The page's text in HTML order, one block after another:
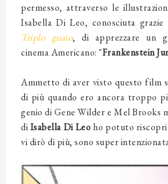
permesso, attraverso le
Isabella Di Leo, conosciuta
Triplo guaio, di apprezzare un
cinema Americano: "Frankenstein
Ammetto di aver visto questo film
di più quando ero ancora troppo
genio di Gene Wilder e Mel Brooks
diIsabella Di Leo ho potuto
vi dirò di più, sono super